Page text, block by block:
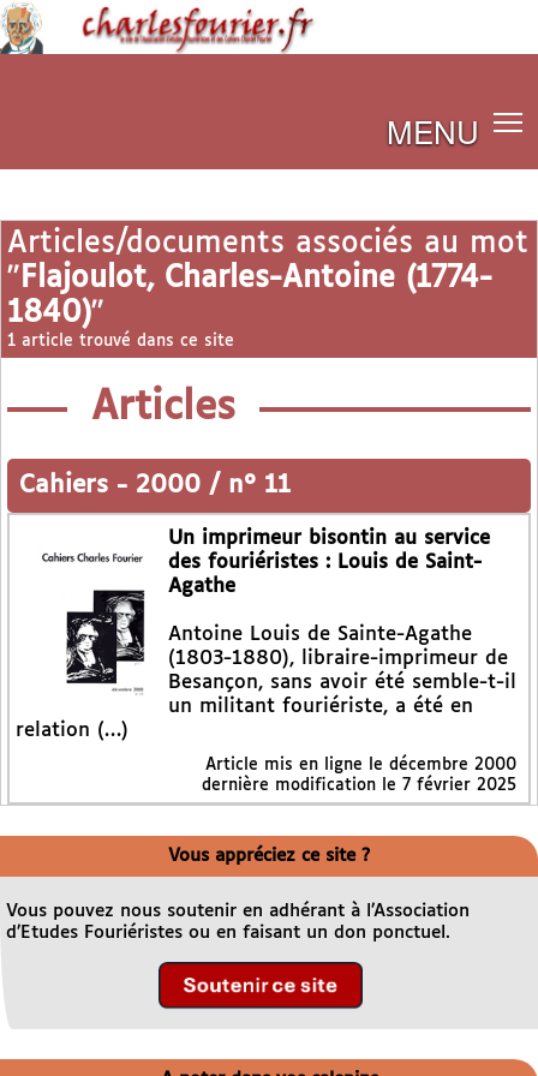
MENU
Articles/documents associés au mot
" Flajoulot, Charles-Antoine (1774-
1840)"
1 article trouvé dans ce site
Articles
Cahiers - 2000 / n° 11
Un imprimeur bisontin au service
des fouriéristes : Louis de Saint-
Agathe
Antoine Louis de Sainte-Agathe
(1803-1880), libraire-imprimeur de
Besançon, sans avoir été semble-t-il
un militant fouriériste, a été en
relation (…)
Article mis en ligne le décembre 2000
dernière modification le 7 février 2025
Vous appréciez ce site ?
Vous pouvez nous soutenir en adhérant à l’Association
d’Etudes Fouriéristes ou en faisant un don ponctuel.